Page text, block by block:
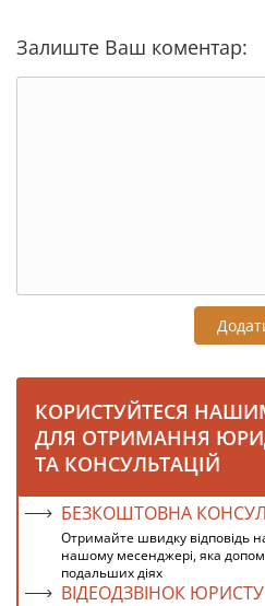
Залиште Ваш коментар:
КОРИСТУЙТЕСЯ
ДЛЯ ОТРИМАННЯ
ТА КОНСУЛЬТАЦІЙ
БЕЗКОШТОВНА
Отримайте швидку відповідь
нашому месенджері, яка
подальших діях
ВІДЕОДЗВІНОК ЮРИСТУ